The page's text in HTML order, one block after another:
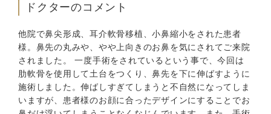
ドクターのコメント
他院で鼻尖形成、耳介軟骨移植、小鼻縮小をされた患者
様。鼻先の丸みや、やや上向きのお鼻を気にされてご来院
されました。 一度手術をされているという事で、今回は
肋軟骨を使用して土台をつくり、鼻先を下に伸ばすように
施術しました。伸ばしすぎてしまうと不自然になってしま
いますが、患者様のお顔に合ったデザインにすることでお